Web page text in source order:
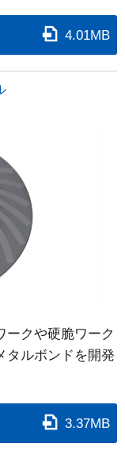
4.01MB
ークや硬脆ワーク
タルボンドを開発
3.37MB